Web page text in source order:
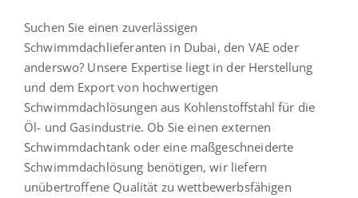
Suchen Sie einen zuverlässigen
Schwimmdachlieferanten in Dubai, den VAE oder
anderswo? Unsere Expertise liegt in der Herstellung
und dem Export von hochwertigen
Schwimmdachlösungen aus Kohlenstoffstahl für die
Öl- und Gasindustrie. Ob Sie einen externen
Schwimmdachtank oder eine maßgeschneiderte
Schwimmdachlösung benötigen, wir liefern
unübertroffene Qualität zu wettbewerbsfähigen